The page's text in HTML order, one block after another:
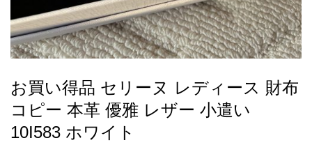
新
製
品
お
す
す
め
お買い得品 セリーヌ レディース 財布
コピー 本革 優雅 レザー 小遣い
10I583 ホワイト